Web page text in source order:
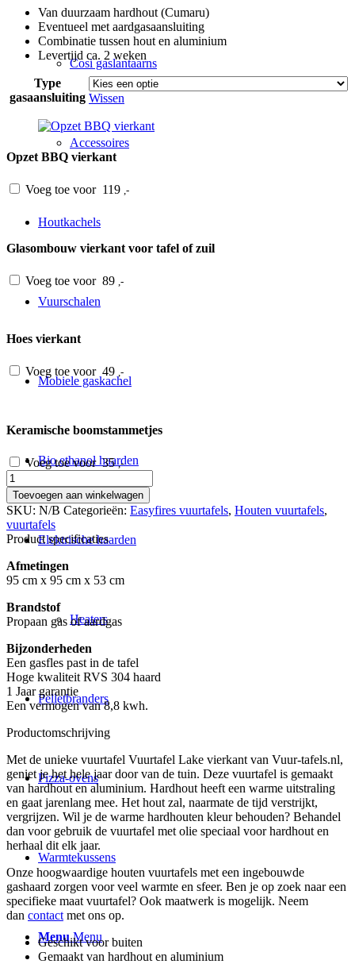
Cosi gaslantaarns
Accessoires
Houtkachels
Vuurschalen
Mobiele gaskachel
Bio ethanol haarden
Elektrische haarden
Heaters
Pelletbranders
Pizza-ovens
Warmtekussens
Menu Menu
Van duurzaam hardhout (Cumaru)
Eventueel met aardgasaansluiting
Combinatie tussen hout en aluminium
Levertijd ca. 2 weken
Type
gasaansluiting Wissen
Opzet BBQ vierkant
Voeg toe voor 119 ,-
Glasombouw vierkant voor tafel of zuil
Voeg toe voor 89 ,-
Hoes vierkant
Voeg toe voor 49 ,-
Keramische boomstammetjes
Voeg toe voor35 ,-
Vuurtafel
Lake
vierkant
aantal
Toevoegen aan winkelwagen
SKU: N/B Categorieën: Easyfires vuurtafels, Houten vuurtafels,
vuurtafels
Product specificaties
Afmetingen
95 cm x 95 cm x 53 cm
Brandstof
Propaan gas of aardgas
Bijzonderheden
Een gasfles past in de tafel
Hoge kwaliteit RVS 304 haard
1 Jaar garantie
Een vermogen van 8,8 kwh.
Productomschrijving
Met de unieke vuurtafel Vuurtafel Lake vierkant van Vuur-tafels.nl,
geniet je het hele jaar door van de tuin. Deze vuurtafel is gemaakt
van hardhout en aluminium. Hardhout heeft een warme uitstraling
en gaat jarenlang mee. Het hout zal, naarmate de tijd verstrijkt,
vergrijzen. Wil je de warme hardhouten kleur behouden? Behandel
dan voor gebruik de vuurtafel met olie speciaal voor hardhout en
herhaal dit elk jaar.
Onze hoogwaardige houten vuurtafels met een ingebouwde
gashaard zorgen voor veel warmte en sfeer. Ben je op zoek naar een
specifieke maat vuurtafel? Ook maatwerk is mogelijk. Neem
dan contact met ons op.
Geschikt voor buiten
Gemaakt van hardhout en aluminium